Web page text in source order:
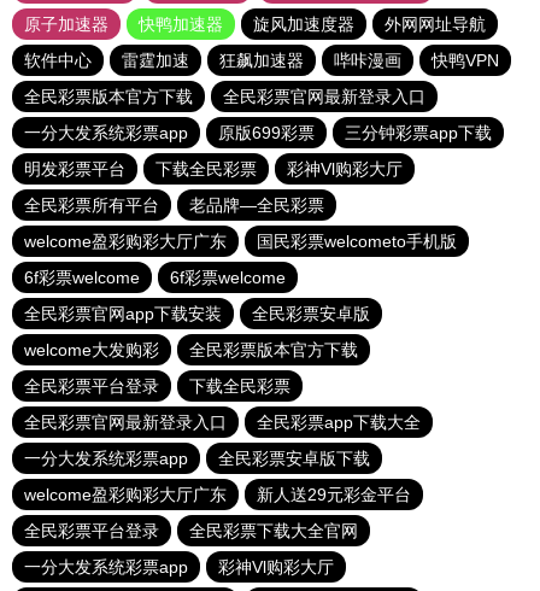
原子加速器
快鸭加速器 旋风加速度器
外网网址导航
软件中心
雷霆加速 狂飙加速器 哔咔漫画
快鸭VPN
全民彩票版本官方下载
全民彩票官网最新登录入口
一分大发系统彩票app
原版699彩票
三分钟彩票app下载
明发彩票平台
下载全民彩票
彩神Vl购彩大厅
全民彩票所有平台
老品牌—全民彩票
welcome盈彩购彩大厅广东
国民彩票welcometo手机版
6f彩票welcome
6f彩票welcome
全民彩票官网app下载安装
全民彩票安卓版
welcome大发购彩
全民彩票版本官方下载
全民彩票平台登录
下载全民彩票
全民彩票官网最新登录入口
全民彩票app下载大全
一分大发系统彩票app
全民彩票安卓版下载
welcome盈彩购彩大厅广东
新人送29元彩金平台
全民彩票平台登录
全民彩票下载大全官网
一分大发系统彩票app
彩神Vl购彩大厅